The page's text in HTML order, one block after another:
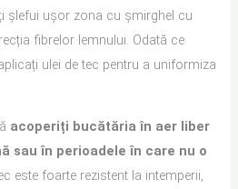
șlefui ușor zona cu șmirghel cu
fibrelor lemnului. Odată ce
ulei de tec pentru a uniformiza
acoperiți bucătăria în aer liber
sau în perioadele în care nu o
este foarte rezistent la intemperii,